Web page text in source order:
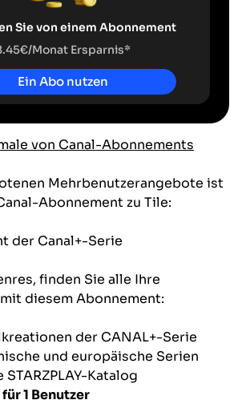
Sie von einem Abonnement
Monat Ersparnis*
Ein Abo nutzen
von Canal-Abonnements
Mehrbenutzerangebote ist
Abonnement zu Tile:
der Canal+-Serie
finden Sie alle Ihre
diesem Abonnement:
der CANAL+-Serie
und europäische Serien
Katalog
für 1 Benutzer